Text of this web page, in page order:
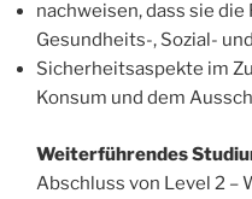
nachweisen, dass sie
Gesundheits-, Sozial- und
Sicherheitsaspekte im
Konsum und dem
Weiterführendes
Abschluss von Level 2 –